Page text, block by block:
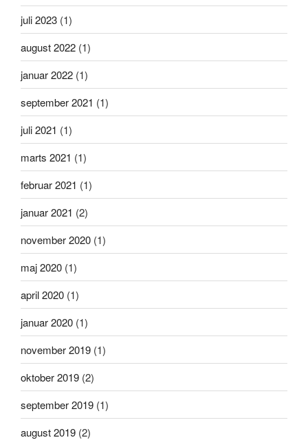
juli 2023 (1)
august 2022 (1)
januar 2022 (1)
september 2021 (1)
juli 2021 (1)
marts 2021 (1)
februar 2021 (1)
januar 2021 (2)
november 2020 (1)
maj 2020 (1)
april 2020 (1)
januar 2020 (1)
november 2019 (1)
oktober 2019 (2)
september 2019 (1)
august 2019 (2)